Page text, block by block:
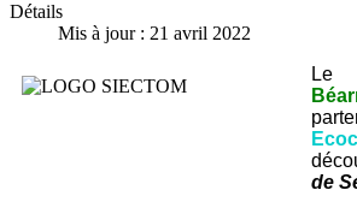
Détails
Mis à jour : 21 avril 2022
Le
de